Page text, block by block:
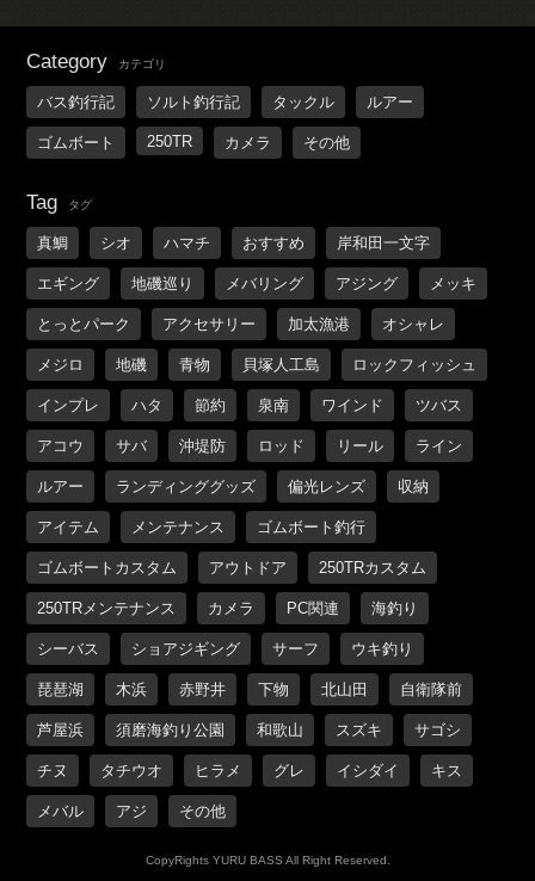
Category カテゴリ
バス釣行記 ソルト釣行記 タックル ルアー
ゴムボート 250TR カメラ その他
Tag タグ
真鯛 シオ ハマチ おすすめ 岸和田一文字
エギング 地磯巡り メバリング アジング メッキ
とっとパーク アクセサリー 加太漁港 オシャレ
メジロ 地磯 青物 貝塚人工島 ロックフィッシュ
インプレ ハタ 節約 泉南 ワインド ツバス
アコウ サバ 沖堤防 ロッド リール ライン
ルアー ランディンググッズ 偏光レンズ 収納
アイテム メンテナンス ゴムボート釣行
ゴムボートカスタム アウトドア 250TRカスタム
250TRメンテナンス カメラ PC関連 海釣り
シーバス ショアジギング サーフ ウキ釣り
琵琶湖 木浜 赤野井 下物 北山田 自衛隊前
芦屋浜 須磨海釣り公園 和歌山 スズキ サゴシ
チヌ タチウオ ヒラメ グレ イシダイ キス
メバル アジ その他
CopyRights YURU BASS All Right Reserved.